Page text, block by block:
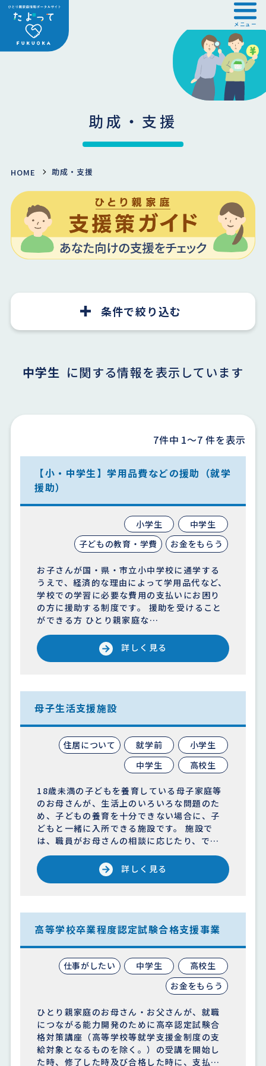
メニュー
助成・支援
HOME 助成・支援
条件で絞り込む
中学生 に関する情報を表示しています
7件中 1〜7 件を表示
【小・中学生】学用品費などの援助（就学
援助）
小学生
中学生
子どもの教育・学費
お金をもらう
お子さんが国・県・市立小中学校に通学する
うえで、経済的な理由によって学用品代など、
学校での学習に必要な費用の支払いにお困り
の方に援助する制度です。 援助を受けること
ができる方 ひとり親家庭な…
詳しく見る
母子生活支援施設
住居について 就学前
小学生
中学生
高校生
18歳未満の子どもを養育している母子家庭等
のお母さんが、生活上のいろいろな問題のた
め、子どもの養育を十分できない場合に、子
どもと一緒に入所できる施設です。 施設で
は、職員がお母さんの相談に応じたり、で…
詳しく見る
高等学校卒業程度認定試験合格支援事業
仕事がしたい 中学生
高校生
お金をもらう
ひとり親家庭のお母さん・お父さんが、就職
につながる能力開発のために高卒認定試験合
格対策講座（高等学校等就学支援金制度の支
給対象となるものを除く。）の受講を開始し
た時、修了した時及び合格した時に、支払…